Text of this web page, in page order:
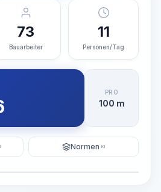
73
Bauarbeiter
11
Personen/Tag
PRO
100 m
Normen KI